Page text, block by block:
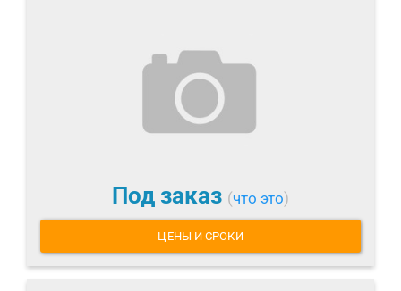
Под заказ (что это)
ЦЕНЫ И СРОКИ